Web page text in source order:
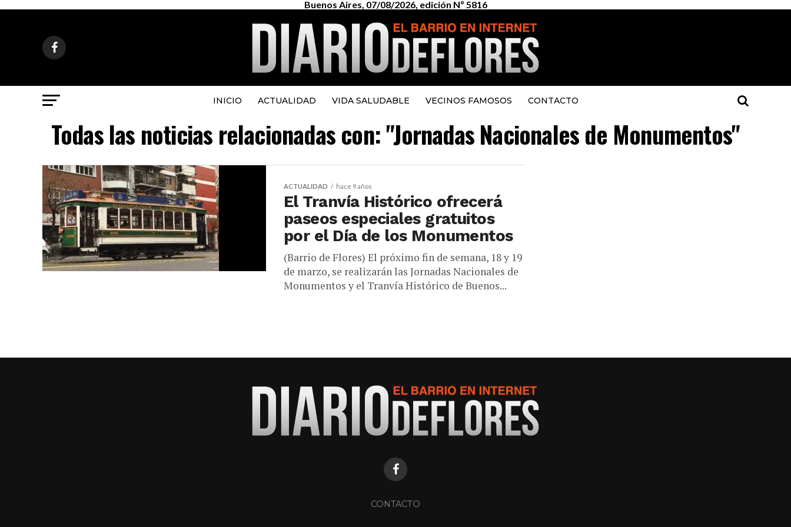
Buenos Aires, 07/08/2026, edición Nº 5816
INICIO ACTUALIDAD VIDA SALUDABLE VECINOS FAMOSOS CONTACTO
Todas las noticias relacionadas con: "Jornadas Nacionales de Monumentos"
ACTUALIDAD hace 9 años
El Tranvía Histórico ofrecerá
paseos especiales gratuitos
por el Día de los Monumentos
(Barrio de Flores) El próximo fin de semana, 18 y 19
de marzo, se realizarán las Jornadas Nacionales de
Monumentos y el Tranvía Histórico de Buenos...
CONTACTO